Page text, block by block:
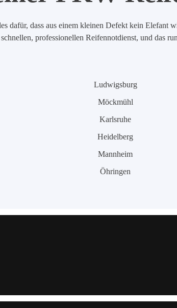
dafür, dass aus einem kleinen Defekt kein Elefant
professionellen Reifennotdienst, und das
Ludwigsburg
Möckmühl
Karlsruhe
Heidelberg
Mannheim
Öhringen